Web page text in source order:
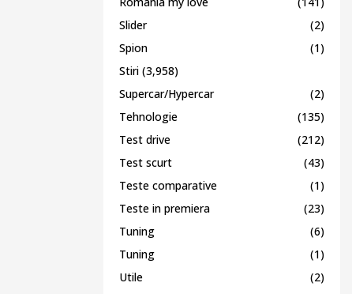
Slider
(2)
Spion
(1)
Stiri (3,958)
Supercar/Hypercar
(2)
Tehnologie
(135)
Test drive
(212)
Test scurt
(43)
Teste comparative
(1)
Teste in premiera
(23)
Tuning
(6)
Tuning
(1)
Utile
(2)